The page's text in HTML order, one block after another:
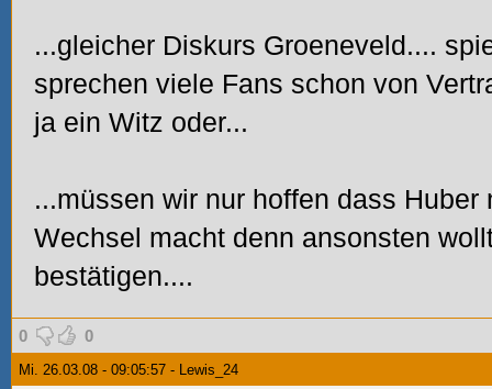
...gleicher Diskurs Groeneveld....
sprechen viele Fans schon von
ja ein Witz oder...
...müssen wir nur hoffen dass
Wechsel macht denn ansonsten
bestätigen....
0 0
Mi. 26.03.08 - 09:05:57 - Lewis_24